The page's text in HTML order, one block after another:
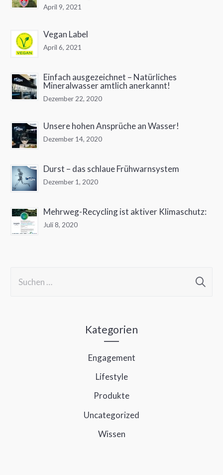
April 9, 2021
Vegan Label
April 6, 2021
Einfach ausgezeichnet – Natürliches
Mineralwasser amtlich anerkannt!
Dezember 22, 2020
Unsere hohen Ansprüche an Wasser!
Dezember 14, 2020
Durst – das schlaue Frühwarnsystem
Dezember 1, 2020
Mehrweg-Recycling ist aktiver Klimaschutz:
Juli 8, 2020
Kategorien
Engagement
Lifestyle
Produkte
Uncategorized
Wissen